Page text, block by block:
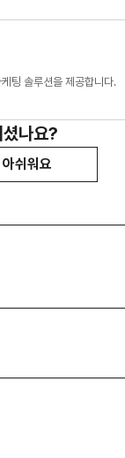
팅 솔루션을 제공합니다.
나요?
아쉬워요